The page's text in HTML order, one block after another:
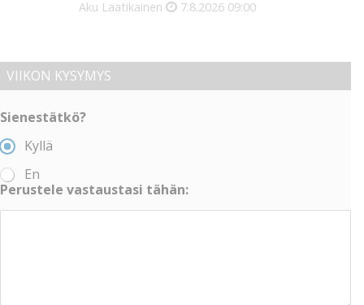
Aku Laatikainen 7.8.2026 09:00
VIIKON KYSYMYS
Sienestätkö?
Kyllä
En
Perustele vastaustasi tähän: